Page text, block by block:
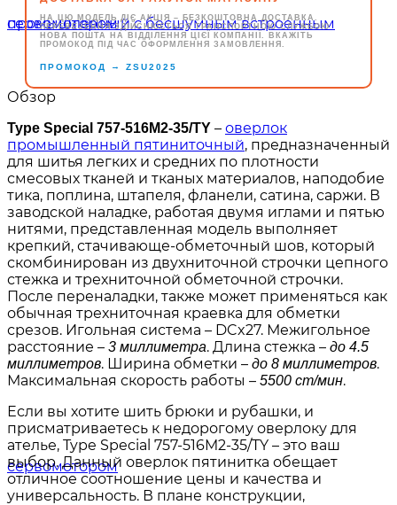
НА ЦЮ МОДЕЛЬ ДІЄ АКЦІЯ – БЕЗКОШТОВНА ДОСТАВКА.
ПЕРЕВЕЗЕННЯ ЗДІЙСНЮЄТЬСЯ ТРАНСПОРТНОЮ СЛУЖБОЮ
НОВА ПОШТА НА ВІДДІЛЕННЯ ЦІЄЇ КОМПАНІЇ. ВКАЖІТЬ
ПРОМОКОД ПІД ЧАС ОФОРМЛЕННЯ ЗАМОВЛЕННЯ.
ПРОМОКОД → ZSU2025
Обзор
Type Special 757-516M2-35/TY – оверлок
промышленный пятиниточный, предназначенный
для шитья легких и средних по плотности
смесовых тканей и тканых материалов, наподобие
тика, поплина, штапеля, фланели, сатина, саржи. В
заводской наладке, работая двумя иглами и пятью
нитями, представленная модель выполняет
крепкий, стачивающе-обметочный шов, который
скомбинирован из двухниточной строчки цепного
стежка и трехниточной обметочной строчки.
После переналадки, также может применяться как
обычная трехниточная краевка для обметки
срезов. Игольная система – DCx27. Межигольное
расстояние – 3 миллиметра. Длина стежка – до 4.5
миллиметров. Ширина обметки – до 8 миллиметров.
Максимальная скорость работы – 5500 ст/мин.
Если вы хотите шить брюки и рубашки, и
присматриваетесь к недорогому оверлоку для
ателье, Type Special 757-516M2-35/TY – это ваш
выбор. Данный оверлок пятинитка обещает
отличное соотношение цены и качества и
универсальность. В плане конструкции,